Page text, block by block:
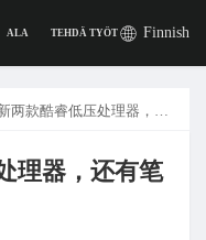
ALA TEHDÄ TYÖTÄ Finnish
睿低压处理器，还有笔记本5G解决方案
理器，还有笔